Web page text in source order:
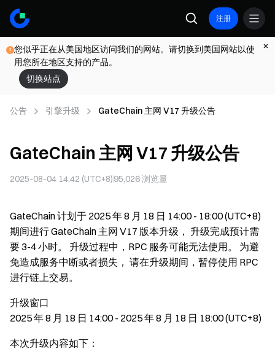
注册
您似乎正在从美国地区访问我们的网站。请切换到美国网站以使
用您所在地区支持的产品。
切换站点
公告 引擎升级 GateChain 主网 V17 升级公告
GateChain 主网 V17 升级公告
2025-08-04 14:42 (UTC+8)95,026浏览量
GateChain 计划于 2025 年 8 月 18 日 14:00 - 18:00 (UTC+8)
期间进行 GateChain 主网 V17 版本升级， 升级完成预计需
要 3-4 小时。 升级过程中，RPC 服务可能无法使用。 为避
免造成服务中断或者损失， 请在升级期间，暂停使用 RPC
进行链上交易。
升级窗口
2025 年 8 月 18 日 14:00 - 2025 年 8 月 18 日 18:00 (UTC+8)
本次升级内容如下：